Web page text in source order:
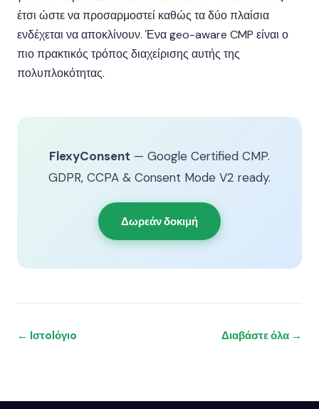
έτσι ώστε να προσαρμοστεί καθώς τα δύο πλαίσια
ενδέχεται να αποκλίνουν. Ένα geo-aware CMP είναι ο
πιο πρακτικός τρόπος διαχείρισης αυτής της
πολυπλοκότητας.
FlexyConsent — Google Certified CMP.
GDPR, CCPA & Consent Mode V2 ready.
Δωρεάν δοκιμή
← Ιστolόγιo Διαβάστε όλα →